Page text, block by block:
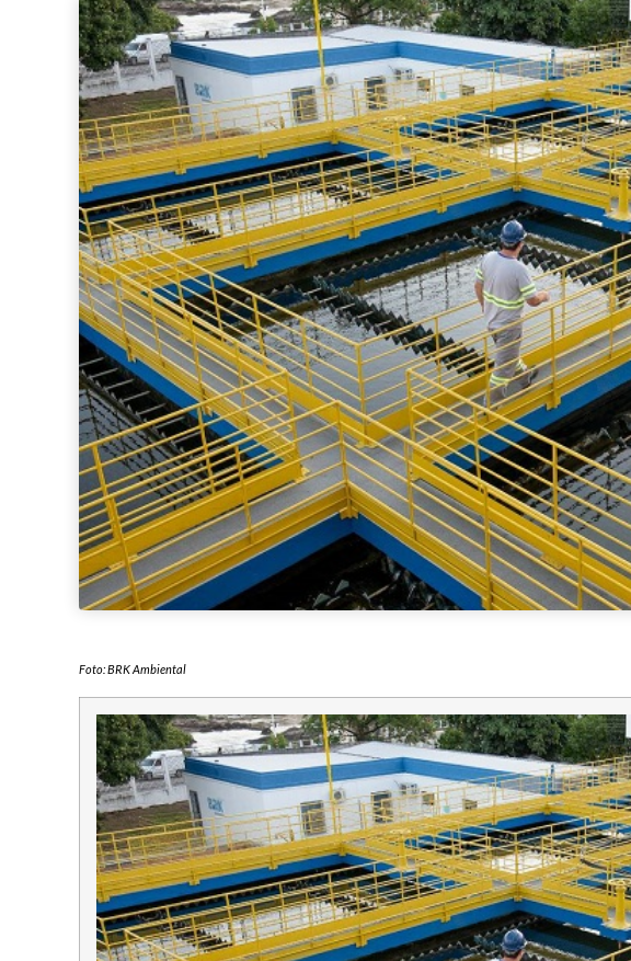
Foto: BRK Ambiental